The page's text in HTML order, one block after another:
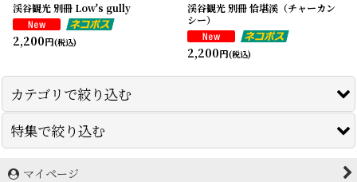
渓谷観光 別冊 Low's gully
2,200円(税込)
渓谷観光 別冊 恰堪溪（チャーカン
シー）
2,200円(税込)
カテゴリで絞り込む
クライミングギア・登攀具
クライミングギア・登攀具(冬期)
特集で絞り込む
アイスブレーカー icebreaker
マイページ